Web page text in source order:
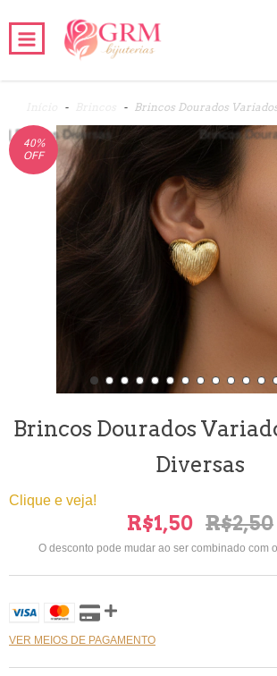
- - Brincos Dourados
40%
OFF
Brincos Dourados
Diversas
Clique e veja!
R$1,50 R$2,50
O desconto pode mudar ao ser combinado com
VER MEIOS DE PAGAMENTO